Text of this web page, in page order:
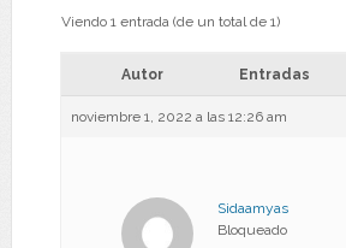
Viendo 1 entrada (de un total de 1)
Autor Entradas
noviembre 1, 2022 a las 12:26 am
Sidaamyas
Bloqueado